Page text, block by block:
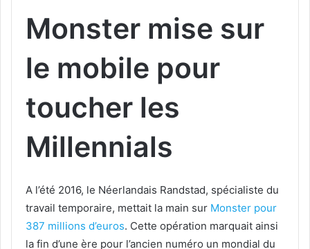
Monster mise sur
le mobile pour
toucher les
Millennials​
A l’été 2016, le Néerlandais Randstad, spécialiste du
travail temporaire, mettait la main sur Monster pour
387 millions d’euros. Cette opération marquait ainsi
la fin d’une ère pour l’ancien numéro un mondial du